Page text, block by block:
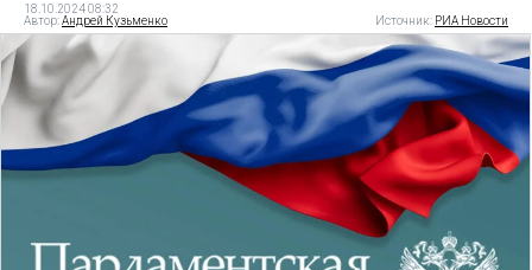
18.10.2024 08:32
Автор:Андрей Кузьменко Источник: РИА Новости